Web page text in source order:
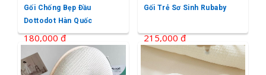
Gối Chống Bẹp Đầu
Dottodot Hàn Quốc
180,000 ₫
Gối Trẻ Sơ Sinh Rubaby
215,000 ₫